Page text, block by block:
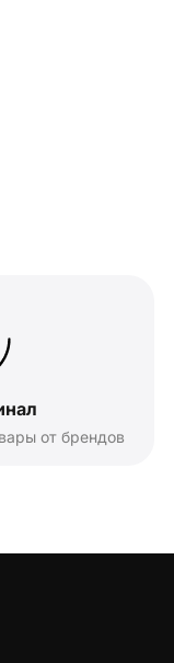
от брендов